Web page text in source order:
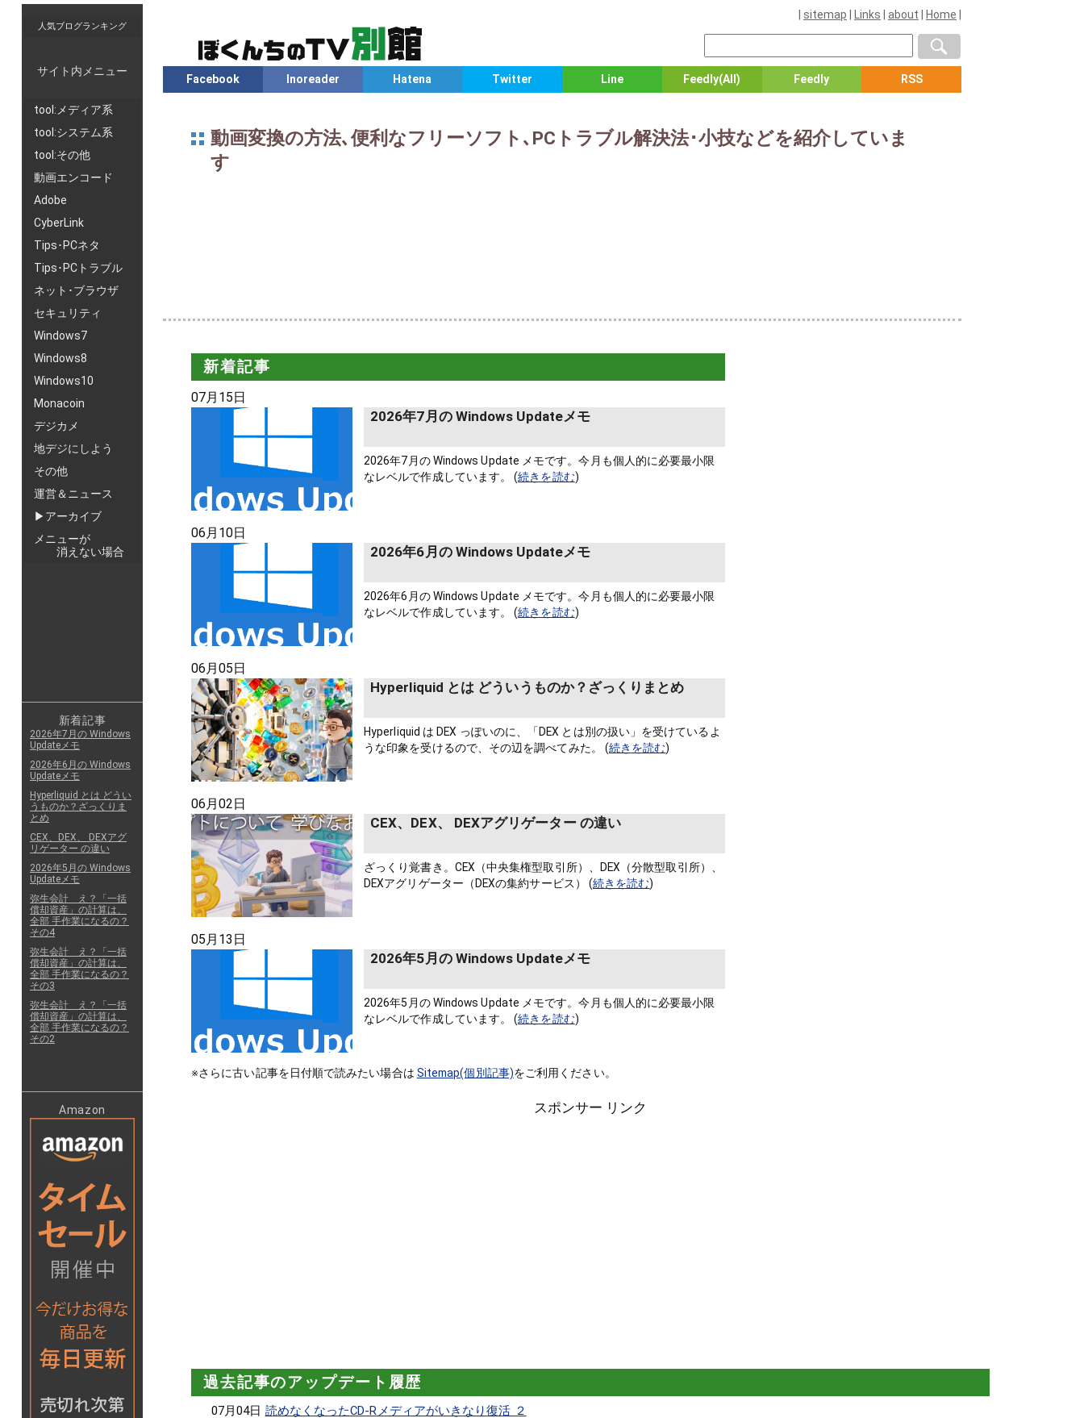
人気ブログランキング
サイト内メニュー
tool:メディア系
tool:システム系
tool:その他
動画エンコード
Adobe
CyberLink
Tips･PCネタ
Tips･PCトラブル
ネット･ブラウザ
セキュリティ
Windows7
Windows8
Windows10
Monacoin
デジカメ
地デジにしよう
その他
運営＆ニュース
▶アーカイブ
メニューが
消えない場合
sitemap Links about Home
Facebook Inoreader Hatena Twitter Line Feedly(All) Feedly RSS
動画変換の方法､便利なフリーソフト､PCトラブル解決法･小技などを紹介していま
す
新着記事
07月15日
2026年7月の Windows Updateメモ
2026年7月の Windows Update メモです。今月も個人的に必要最小限
なレベルで作成しています。 (続きを読む)
06月10日
2026年6月の Windows Updateメモ
2026年6月の Windows Update メモです。今月も個人的に必要最小限
なレベルで作成しています。 (続きを読む)
06月05日
Hyperliquid とは どういうものか？ざっくりまとめ
Hyperliquid は DEX っぽいのに、「DEX とは別の扱い」を受けているよ
うな印象を受けるので、その辺を調べてみた。 (続きを読む)
06月02日
CEX、DEX、 DEXアグリゲーター の違い
ざっくり覚書き。CEX（中央集権型取引所）、DEX（分散型取引所）、
DEXアグリゲーター（DEXの集約サービス） (続きを読む)
05月13日
2026年5月の Windows Updateメモ
2026年5月の Windows Update メモです。今月も個人的に必要最小限
なレベルで作成しています。 (続きを読む)
※さらに古い記事を日付順で読みたい場合は Sitemap(個別記事)をご利用ください。
スポンサー リンク
過去記事のアップデート履歴
07月04日 読めなくなったCD-Rメディアがいきなり復活 ２
新着記事
2026年7月の Windows
Updateメモ
2026年6月の Windows
Updateメモ
Hyperliquid とは どうい
うものか？ざっくりま
とめ
CEX、DEX、 DEXアグ
リゲーター の違い
2026年5月の Windows
Updateメモ
弥生会計 え？「一括
償却資産」の計算は、
全部 手作業になるの？
その4
弥生会計 え？「一括
償却資産」の計算は、
全部 手作業になるの？
その3
弥生会計 え？「一括
償却資産」の計算は、
全部 手作業になるの？
その2
Amazon